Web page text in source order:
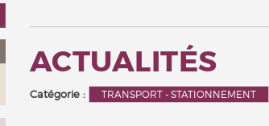
ACTUALITÉS
Catégorie : TRANSPORT - STATIONNEMENT